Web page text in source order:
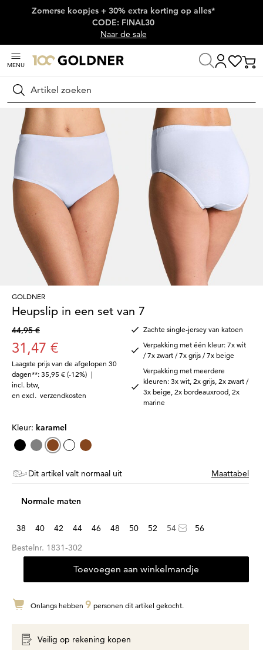
Skip naar hoofdinhoud
Zomerse koopjes + 30% extra korting op alles*
CODE: FINAL30
Naar de sale
MENU
Zoeken
Home Lingerie & badmode
GOLDNER
Heupslip in een set van 7
44,95 €
31,47 €
Laagste prijs van de afgelopen 30
dagen**: 35,95 € (-12%) |
incl. btw,
en excl. verzendkosten
Zachte single-jersey van katoen
Verpakking met één kleur: 7x wit
/ 7x zwart / 7x grijs / 7x beige
Verpakking met meerdere
kleuren: 3x wit, 2x grijs, 2x zwart /
3x beige, 2x bordeauxrood, 2x
marine
Kleur: karamel
Dit artikel valt normaal uit Maattabel
Normale maten
38 40 42 44 46 48 50 52 54
56
Bestelnr. 1831-302
Toevoegen aan winkelmandje
Onlangs hebben 9 personen dit artikel gekocht.
Veilig op rekening kopen